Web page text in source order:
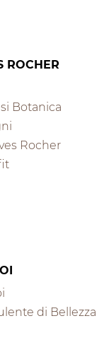
ROCHER
Botanica
Rocher
di Bellezza